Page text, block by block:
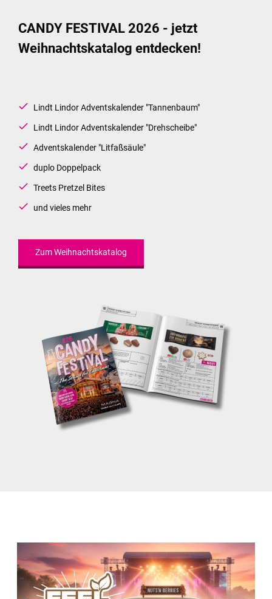
Zum Shop
CANDY FESTIVAL 2026 - jetzt
Weihnachtskatalog entdecken!
Lindt Lindor Adventskalender "Tannenbaum"
Lindt Lindor Adventskalender "Drehscheibe"
Adventskalender "Litfaßsäule"
duplo Doppelpack
Treets Pretzel Bites
und vieles mehr
Zum Weihnachtskatalog